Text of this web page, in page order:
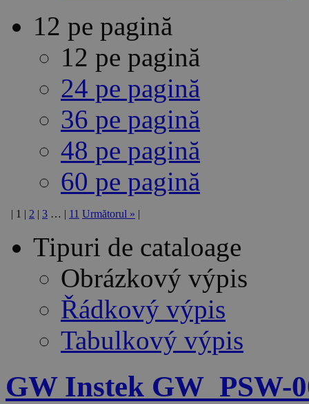
12 pe pagină
12 pe pagină
24 pe pagină
36 pe pagină
48 pe pagină
60 pe pagină
1 2 3 … 11 Următorul »
Tipuri de cataloage
Obrázkový výpis
Řádkový výpis
Tabulkový výpis
GW Instek GW_PSW-